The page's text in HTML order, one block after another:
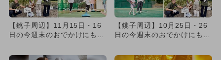
【銚子周辺】11月15日・16
日の今週末のおでかけにもお
【銚子周辺】10月25日・26
日の今週末のおでかけにもお